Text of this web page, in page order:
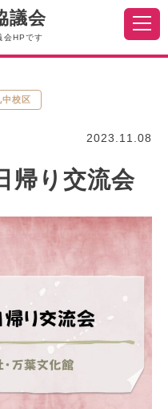
議会
会HPです
中校区
2023.11.08
帰り交流会